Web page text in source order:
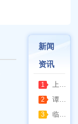
新闻
资讯
1 上海亚荣旋蒸+真空泵一站式实验室配套方案
2 谭氏真空2XZ-2/4直联旋片式真空泵全面升级，取消气镇阀、油镜变大更便捷
3 临海谭氏DVP系列隔膜真空泵：抗腐蚀、高稳定性的实验室与工业真空解决方案